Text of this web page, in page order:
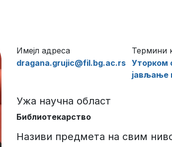
Имејл адреса
Термини
dragana.grujic@fil.bg.ac.rs
Уторком
јављање
Ужа научна област
Библиотекарство
Називи предмета на свим